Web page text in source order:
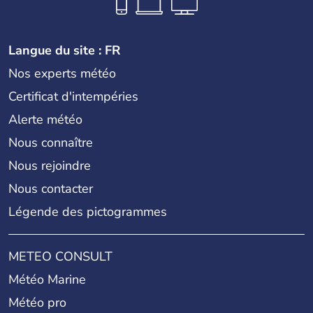
Langue du site : FR
Nos experts météo
Certificat d'intempéries
Alerte météo
Nous connaître
Nous rejoindre
Nous contacter
Légende des pictogrammes
METEO CONSULT
Météo Marine
Météo pro